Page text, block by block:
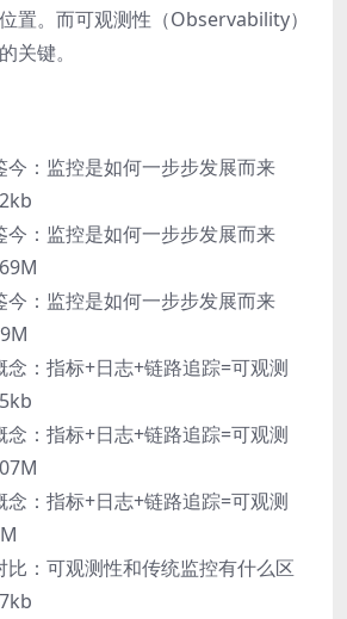
置。而可观测性（Observability）
关键。
今：监控是如何一步步发展而来
今：监控是如何一步步发展而来
今：监控是如何一步步发展而来
念：指标+日志+链路追踪=可观测
念：指标+日志+链路追踪=可观测
念：指标+日志+链路追踪=可观测
比：可观测性和传统监控有什么区